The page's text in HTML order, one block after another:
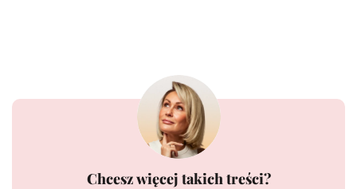
Chcesz więcej takich treści?